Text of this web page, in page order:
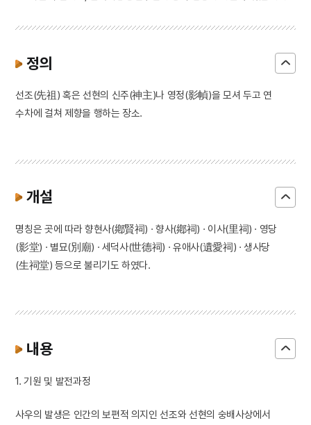
정의
선조(先祖) 혹은 선현의 신주(神主)나 영정(影幀)을 모셔 두고 연
수차에 걸쳐 제향을 행하는 장소.
개설
명칭은 곳에 따라 향현사(鄕賢祠) · 향사(鄕祠) · 이사(里祠) · 영당
(影堂) · 별묘(別廟) · 세덕사(世德祠) · 유애사(遺愛祠) · 생사당
(生祠堂) 등으로 불리기도 하였다.
내용
1. 기원 및 발전과정
사우의 발생은 인간의 보편적 의지인 선조와 선현의 숭배사상에서